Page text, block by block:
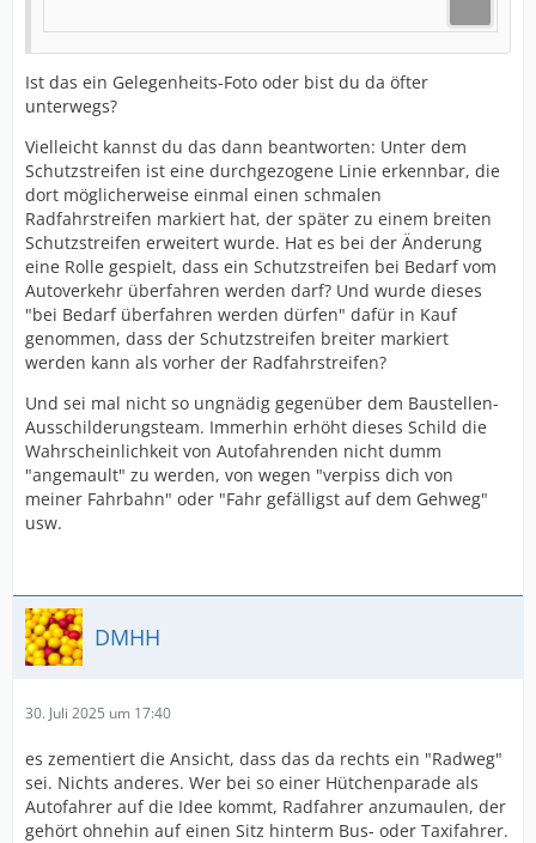
Ist das ein Gelegenheits-Foto oder bist du da öfter
unterwegs?
Vielleicht kannst du das dann beantworten: Unter dem
Schutzstreifen ist eine durchgezogene Linie erkennbar, die
dort möglicherweise einmal einen schmalen
Radfahrstreifen markiert hat, der später zu einem breiten
Schutzstreifen erweitert wurde. Hat es bei der Änderung
eine Rolle gespielt, dass ein Schutzstreifen bei Bedarf vom
Autoverkehr überfahren werden darf? Und wurde dieses
"bei Bedarf überfahren werden dürfen" dafür in Kauf
genommen, dass der Schutzstreifen breiter markiert
werden kann als vorher der Radfahrstreifen?
Und sei mal nicht so ungnädig gegenüber dem Baustellen-
Ausschilderungsteam. Immerhin erhöht dieses Schild die
Wahrscheinlichkeit von Autofahrenden nicht dumm
"angemault" zu werden, von wegen "verpiss dich von
meiner Fahrbahn" oder "Fahr gefälligst auf dem Gehweg"
usw.
DMHH
30. Juli 2025 um 17:40
es zementiert die Ansicht, dass das da rechts ein "Radweg"
sei. Nichts anderes. Wer bei so einer Hütchenparade als
Autofahrer auf die Idee kommt, Radfahrer anzumaulen, der
gehört ohnehin auf einen Sitz hinterm Bus- oder Taxifahrer.